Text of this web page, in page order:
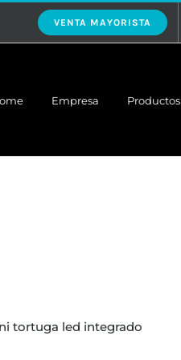
VENTA MAYORISTA
Empresa Productos
tortuga led integrado